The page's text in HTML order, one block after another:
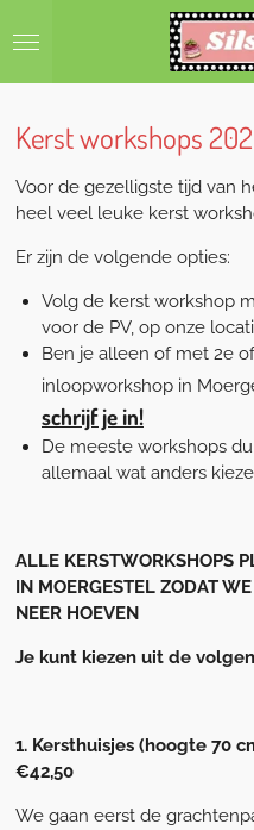
direct
hoofdinhoud
Kerst workshops
Voor de gezelligste tijd van
heel veel leuke kerst
Er zijn de volgende opties:
Volg de kerst workshop
voor de PV, op onze
Ben je alleen of met 2e
inloopworkshop in
schrijf je in!
De meeste workshops
allemaal wat anders
ALLE KERSTWORKSHOPS
IN MOERGESTEL ZODAT
NEER HOEVEN
Je kunt kiezen uit de
1. Kersthuisjes (hoogte 70
€42,50
We gaan eerst de